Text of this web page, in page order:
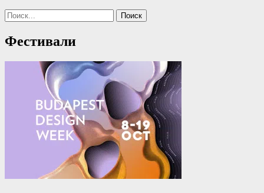
Поиск
Найти:
Фестивали